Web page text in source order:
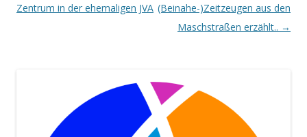
Navigation
Zentrum in der ehemaligen JVA (Beinahe-)Zeitzeugen aus den
Maschstraßen erzählt.. →